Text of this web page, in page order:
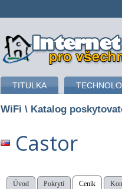
připojení k
TITULKA
WiFi \ Katalog
Castor
Úvod Pokrytí Ceník